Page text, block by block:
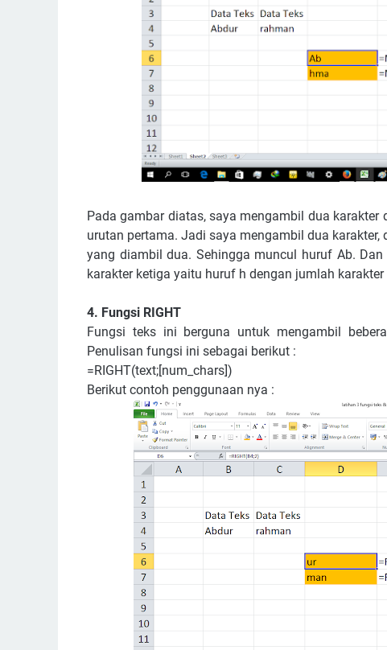
Pada gambar diatas, saya mengambil dua
urutan pertama. Jadi saya mengambil dua
yang diambil dua. Sehingga muncul huruf Ab.
karakter ketiga yaitu huruf h dengan jumlah
4. Fungsi RIGHT
Fungsi teks ini berguna untuk mengambil
Penulisan fungsi ini sebagai berikut :
=RIGHT(text;[num_chars])
Berikut contoh penggunaan nya :